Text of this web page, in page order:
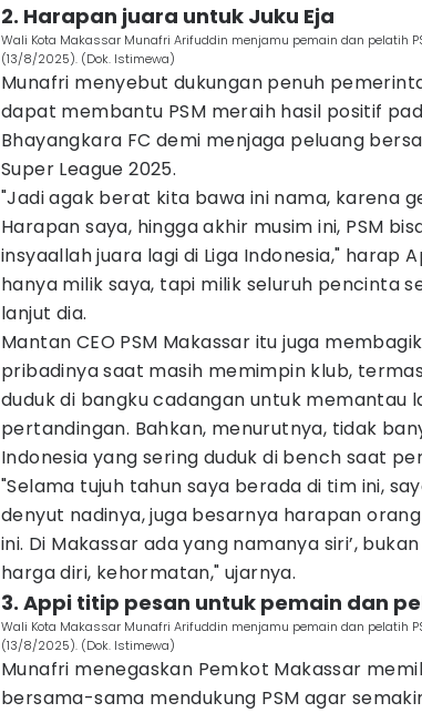
2. Harapan juara untuk Juku Eja
Wali Kota Makassar Munafri Arifuddin menjamu pemain dan pelatih
(13/8/2025). (Dok. Istimewa)
Munafri menyebut dukungan penuh
dapat membantu PSM meraih hasil positif
Bhayangkara FC demi menjaga peluang
Super League 2025.
"Jadi agak berat kita bawa ini nama, karena
Harapan saya, hingga akhir musim ini, PSM
insyaallah juara lagi di Liga Indonesia," harap
hanya milik saya, tapi milik seluruh pencinta
lanjut dia.
Mantan CEO PSM Makassar itu juga
pribadinya saat masih memimpin klub,
duduk di bangku cadangan untuk memantau
pertandingan. Bahkan, menurutnya, tidak
Indonesia yang sering duduk di bench saat
"Selama tujuh tahun saya berada di tim ini,
denyut nadinya, juga besarnya harapan
ini. Di Makassar ada yang namanya siri’,
harga diri, kehormatan," ujarnya.
3. Appi titip pesan untuk pemain dan
Wali Kota Makassar Munafri Arifuddin menjamu pemain dan pelatih
(13/8/2025). (Dok. Istimewa)
Munafri menegaskan Pemkot Makassar
bersama-sama mendukung PSM agar